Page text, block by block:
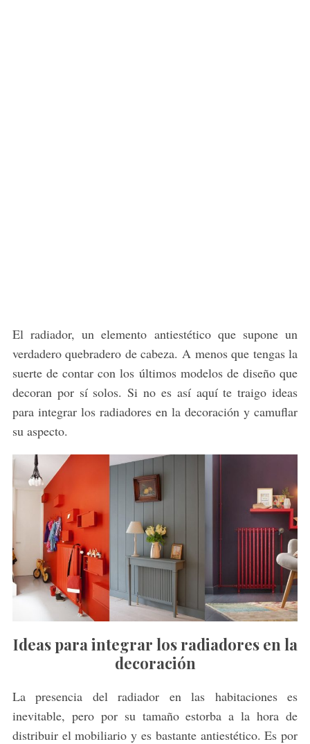
El radiador, un elemento antiestético que supone un
verdadero quebradero de cabeza. A menos que tengas la
suerte de contar con los últimos modelos de diseño que
decoran por sí solos. Si no es así aquí te traigo ideas
para integrar los radiadores en la decoración y camuflar
su aspecto.
Ideas para integrar los radiadores en la
decoración
La presencia del radiador en las habitaciones es
inevitable, pero por su tamaño estorba a la hora de
distribuir el mobiliario y es bastante antiestético. Es por